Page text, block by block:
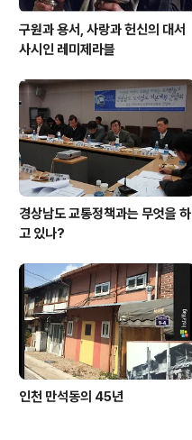
구원과 용서, 사랑과 헌신의 대서
사시인 레미제라블
경상남도 교통정책과는 무엇을 하
고 있나?
인천 만석동의 45년